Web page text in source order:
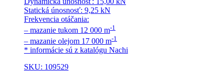
Statická únosnosť: 9,25 kN
Frekvencia otáčania:
– mazanie tukom 12 000 m-1
– mazanie olejom 17 000 m-1
* informácie sú z katalógu Nachi
SKU: 109529